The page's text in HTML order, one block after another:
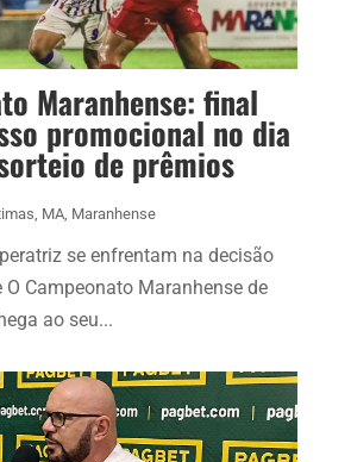
Maranhense: final
promocional no dia
de prêmios
, MA, Maranhense
se enfrentam na decisão
Campeonato Maranhense de
ao seu...